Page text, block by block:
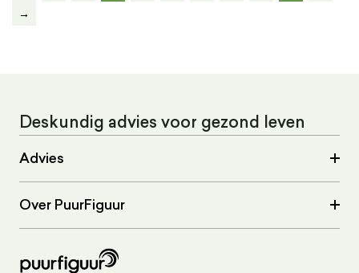
→
Deskundig advies voor gezond leven
Advies
Over PuurFiguur